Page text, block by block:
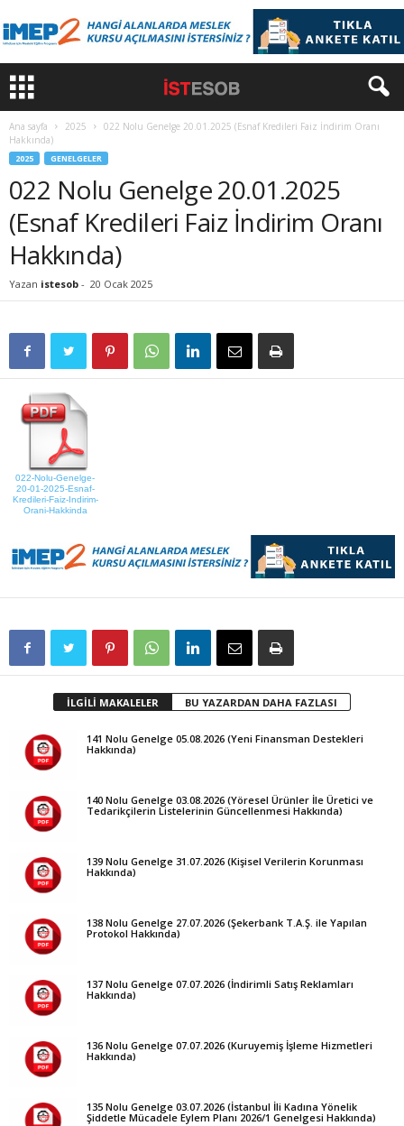
Ana sayfa 2025
022 Nolu Genelge 20.01.2025 (Esnaf Kredileri Faiz İndirim Oranı
Hakkında)
2025 GENELGELER
022 Nolu Genelge 20.01.2025
(Esnaf Kredileri Faiz İndirim Oranı
Hakkında)
Yazan istesob - 20 Ocak 2025
022-Nolu-Genelge-
20-01-2025-Esnaf-
Kredileri-Faiz-Indirim-
Orani-Hakkinda
İLGİLİ MAKALELER BU YAZARDAN DAHA FAZLASI
141 Nolu Genelge 05.08.2026 (Yeni Finansman Destekleri
Hakkında)
140 Nolu Genelge 03.08.2026 (Yöresel Ürünler İle Üretici ve
Tedarikçilerin Listelerinin Güncellenmesi Hakkında)
139 Nolu Genelge 31.07.2026 (Kişisel Verilerin Korunması
Hakkında)
138 Nolu Genelge 27.07.2026 (Şekerbank T.A.Ş. ile Yapılan
Protokol Hakkında)
137 Nolu Genelge 07.07.2026 (İndirimli Satış Reklamları
Hakkında)
136 Nolu Genelge 07.07.2026 (Kuruyemiş İşleme Hizmetleri
Hakkında)
135 Nolu Genelge 03.07.2026 (İstanbul İli Kadına Yönelik
Şiddetle Mücadele Eylem Planı 2026/1 Genelgesi Hakkında)